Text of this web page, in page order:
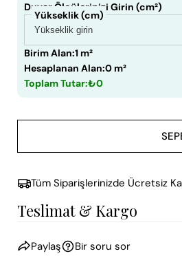
Duvar Ölçülerinizi Girin (cm²)
Yükseklik (cm)
Birim Alan:1 m²
Hesaplanan Alan:0 m²
Toplam Tutar:₺0
Tüm Siparişlerinizde Ücretsiz
Teslimat & Kargo
Paylaş Bir soru sor